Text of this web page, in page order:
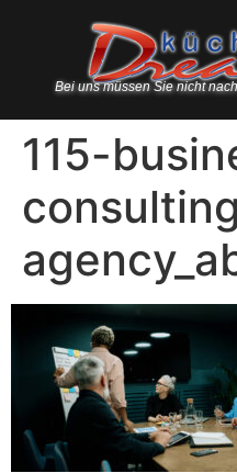
Bei uns müssen Sie nicht
115-